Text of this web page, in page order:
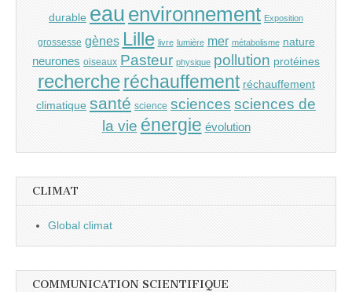
durable eau environnement Exposition
grossesse gènes Lille livre lumière mer métabolisme nature
neurones oiseaux Pasteur physique pollution protéines
recherche réchauffement réchauffement
climatique santé science sciences sciences de
la vie énergie évolution
CLIMAT
Global climat
COMMUNICATION SCIENTIFIQUE